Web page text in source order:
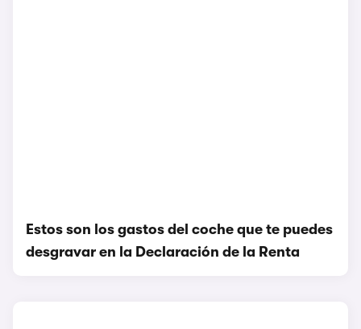
Estos son los gastos del coche que te puedes
desgravar en la Declaración de la Renta